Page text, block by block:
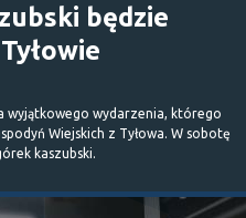
będzie
wyjątkowego wydarzenia, którego
Wiejskich z Tyłowa. W sobotę
kaszubski.